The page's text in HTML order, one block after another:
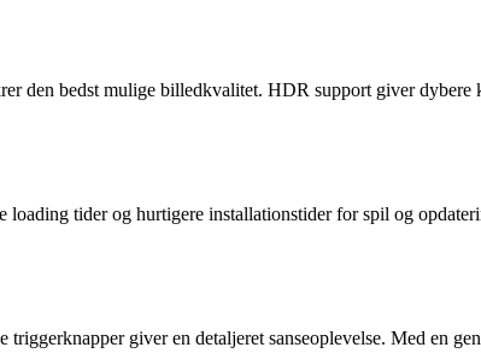
bedst mulige billedkvalitet. HDR support giver dybere
tider og hurtigere installationstider for spil og
giver en detaljeret sanseoplevelse. Med en